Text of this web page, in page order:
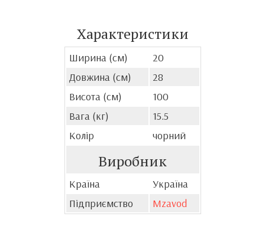
Характеристики
Ширина (см)
20
Довжина (см)
28
Висота (см)
100
Вага (кг)
15.5
Колір
чорний
Виробник
Країна
Україна
Підприємство
Mzavod